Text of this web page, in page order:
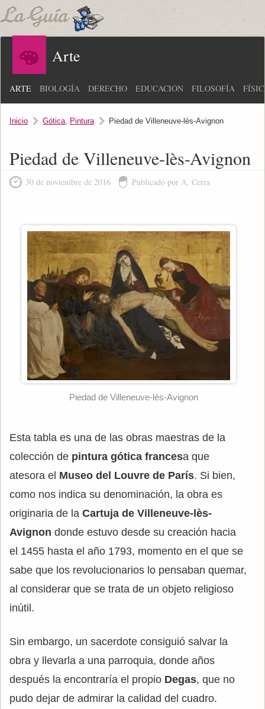
Arte
ARTE BIOLOGÍA DERECHO EDUCACIÓN FILOSOFÍA
Inicio Gótica, Pintura Piedad de Villeneuve-lès-Avignon
Piedad de Villeneuve-lès-Avignon
30 de noviembre de 2016 Publicado por A. Cerra
Piedad de Villeneuve-lès-Avignon
Esta tabla es una de las obras maestras de la
colección de pintura gótica francesa que
atesora el Museo del Louvre de París. Si bien,
como nos indica su denominación, la obra es
originaria de la Cartuja de Villeneuve-lès-
Avignon donde estuvo desde su creación hacia
el 1455 hasta el año 1793, momento en el que se
sabe que los revolucionarios lo pensaban quemar,
al considerar que se trata de un objeto religioso
inútil.
Sin embargo, un sacerdote consiguió salvar la
obra y llevarla a una parroquia, donde años
después la encontraría el propio Degas, que no
pudo dejar de admirar la calidad del cuadro.